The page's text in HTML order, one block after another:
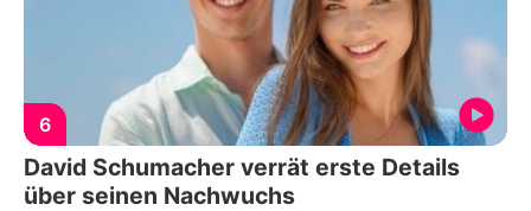
6
David Schumacher verrät erste Details
über seinen Nachwuchs